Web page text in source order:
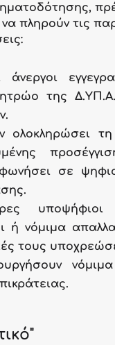
πληρούν τις
άνεργοι
της
ολοκληρώσει τη
σε
ή νόµιµα
τους